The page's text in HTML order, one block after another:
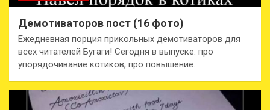
Демотиваторов пост (16 фото)
Ежедневная порция прикольных демотиваторов для
всех читателей Бугаги! Сегодня в выпуске: про
упорядочивание котиков, про повышение…